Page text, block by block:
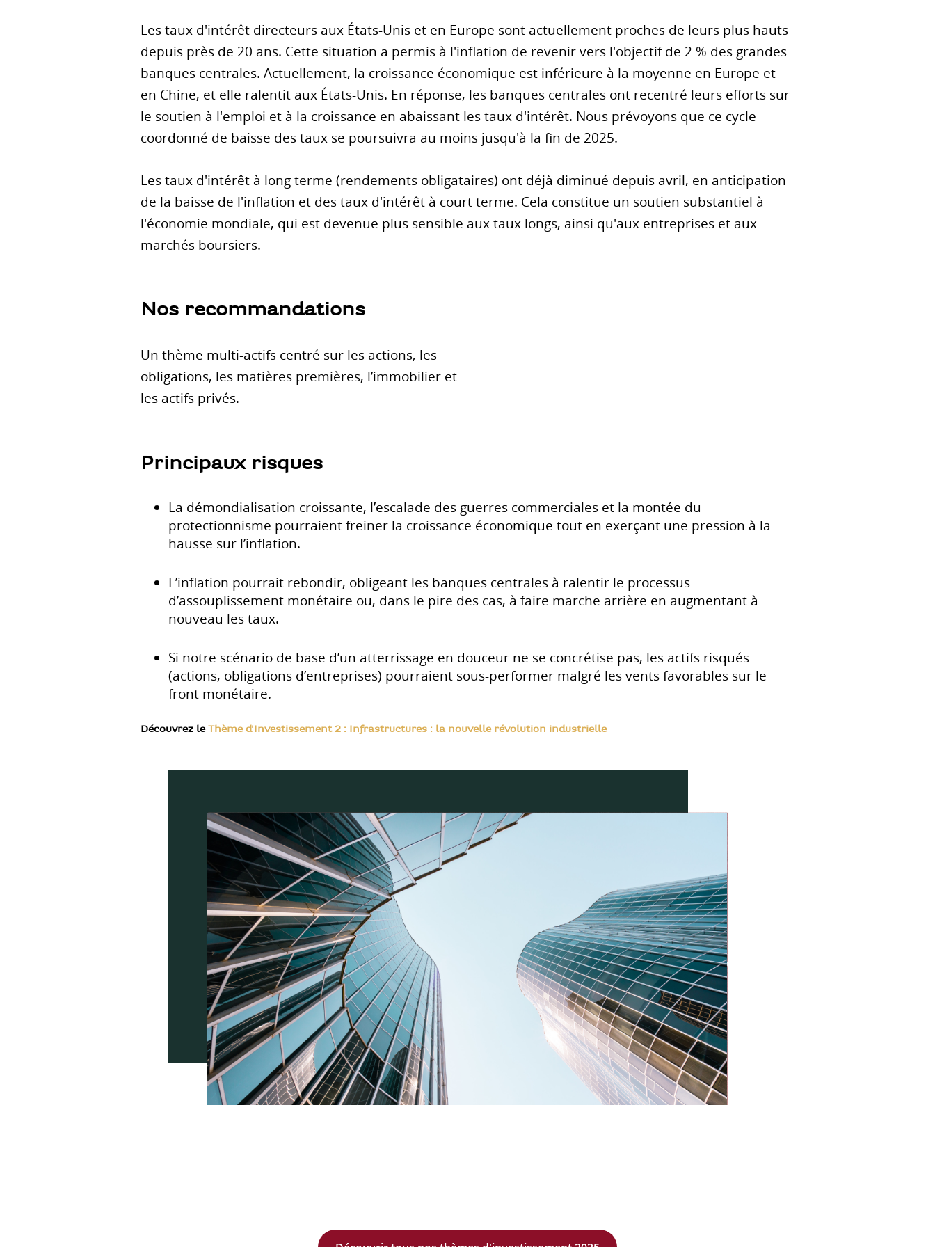
Les taux d'intérêt directeurs aux États-Unis et en Europe sont actuellement proches de leurs plus hauts
depuis près de 20 ans. Cette situation a permis à l'inflation de revenir vers l'objectif de 2 % des grandes
banques centrales. Actuellement, la croissance économique est inférieure à la moyenne en Europe et
en Chine, et elle ralentit aux États-Unis. En réponse, les banques centrales ont recentré leurs efforts sur
le soutien à l'emploi et à la croissance en abaissant les taux d'intérêt. Nous prévoyons que ce cycle
coordonné de baisse des taux se poursuivra au moins jusqu'à la fin de 2025.
Les taux d'intérêt à long terme (rendements obligataires) ont déjà diminué depuis avril, en anticipation
de la baisse de l'inflation et des taux d'intérêt à court terme. Cela constitue un soutien substantiel à
l'économie mondiale, qui est devenue plus sensible aux taux longs, ainsi qu'aux entreprises et aux
marchés boursiers.
Nos recommandations
Un thème multi-actifs centré sur les actions, les
obligations, les matières premières, l’immobilier et
les actifs privés.
Principaux risques
La démondialisation croissante, l’escalade des guerres commerciales et la montée du
protectionnisme pourraient freiner la croissance économique tout en exerçant une pression à la
hausse sur l’inflation.
L’inflation pourrait rebondir, obligeant les banques centrales à ralentir le processus
d’assouplissement monétaire ou, dans le pire des cas, à faire marche arrière en augmentant à
nouveau les taux.
Si notre scénario de base d’un atterrissage en douceur ne se concrétise pas, les actifs risqués
(actions, obligations d’entreprises) pourraient sous-performer malgré les vents favorables sur le
front monétaire.
Découvrez leThème d'Investissement 2 : Infrastructures : la nouvelle révolution industrielle